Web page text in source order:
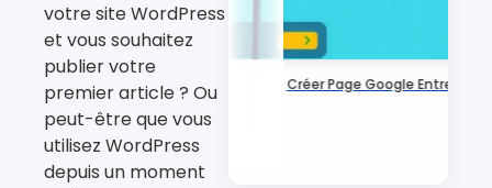
votre site WordPress
et vous souhaitez
publier votre
premier article ? Ou
peut-être que vous
utilisez WordPress
depuis un moment
Créer Page Google Entreprise